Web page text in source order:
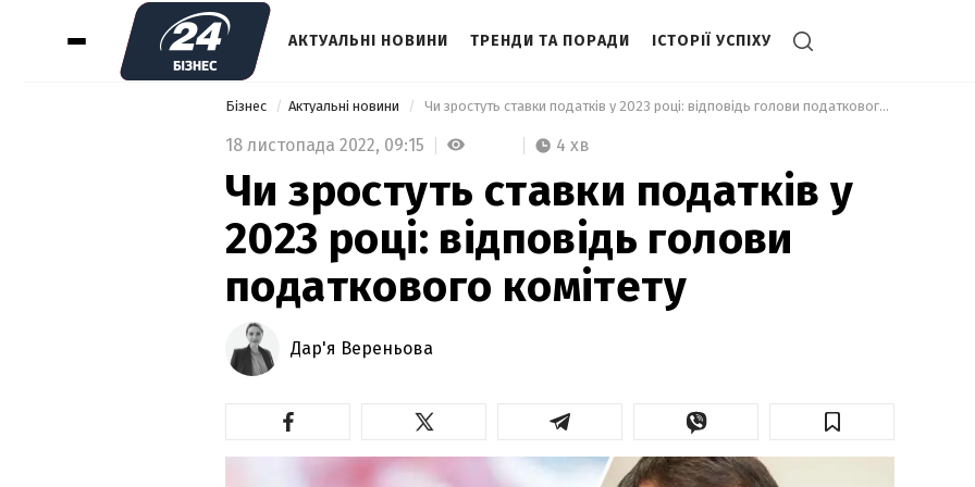
АКТУАЛЬНІ НОВИНИ ТРЕНДИ ТА ПОРАДИ ІСТОРІЇ УСПІХУ
Бізнес Актуальні новини Чи зростуть ставки податків у 2023 році: відповідь голови податкового комітету
18 листопада 2022, 09:15 4 хв
Чи зростуть ставки податків у
2023 році: відповідь голови
податкового комітету
Дар'я Вереньова